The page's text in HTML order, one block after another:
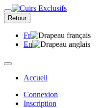
Retour
Fr
En
Accueil
Connexion
Inscription